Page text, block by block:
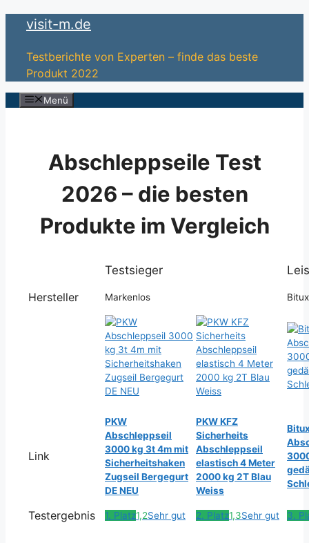
Zum
springen
visit-m.de
Testberichte von Experten – finde das beste
Produkt 2022
Menü
Abschleppseile Test
2026 – die besten
Produkte im Vergleich
Testsieger
Hersteller
Markenlos
Link
PKW
Abschleppseil
3000 kg 3t 4m mit
Sicherheitshaken
Zugseil Bergegurt
DE NEU
PKW KFZ
Sicherheits
Abschleppseil
elastisch 4 Meter
2000 kg 2T Blau
Weiss
Testergebnis 1. Platz1,2Sehr gut 2. Platz1,3Sehr gut 3.